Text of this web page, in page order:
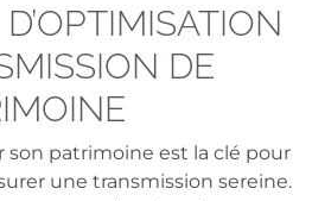
DE
patrimoine est la clé pour
une transmission sereine.